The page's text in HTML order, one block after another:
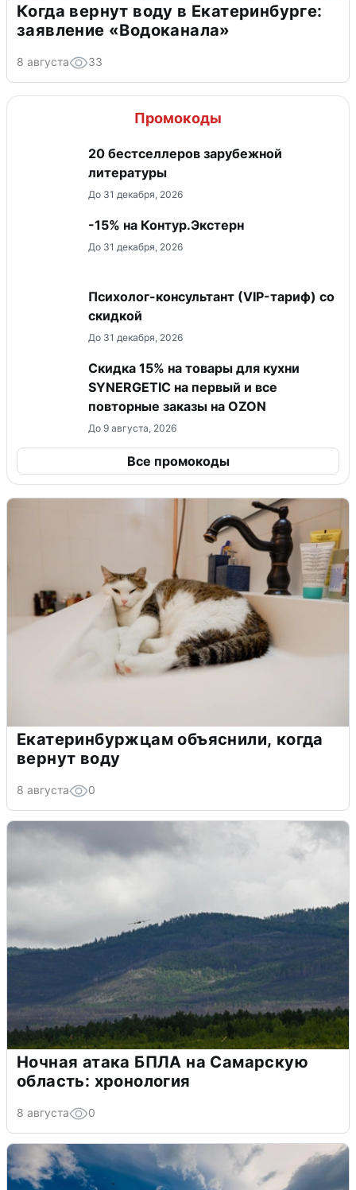
Когда вернут воду в Екатеринбурге:
заявление «Водоканала»
8 августа 33
Промокоды
20 бестселлеров зарубежной
литературы
До 31 декабря, 2026
-15% на Контур.Экстерн
До 31 декабря, 2026
Психолог-консультант (VIP-тариф) со
скидкой
До 31 декабря, 2026
Скидка 15% на товары для кухни
SYNERGETIC на первый и все
повторные заказы на OZON
До 9 августа, 2026
Все промокоды
Екатеринбуржцам объяснили, когда
вернут воду
8 августа 0
Ночная атака БПЛА на Самарскую
область: хронология
8 августа 0